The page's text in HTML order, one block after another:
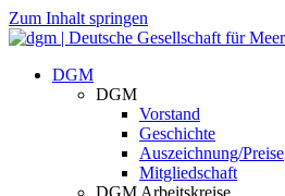
Zum Inhalt springen
DGM
DGM
Vorstand
Geschichte
Auszeichnung/Preise
Mitgliedschaft
DGM Arbeitskreise